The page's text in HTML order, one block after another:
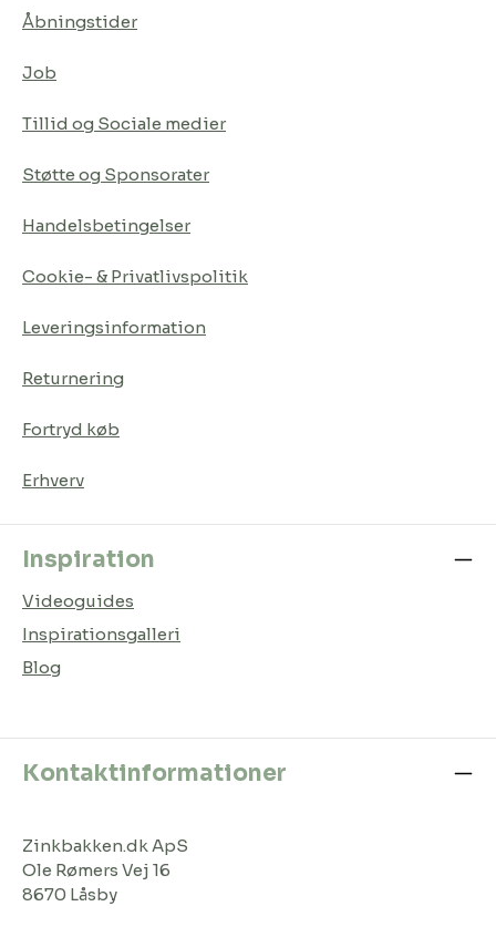
Åbningstider
Job
Tillid og Sociale medier
Støtte og Sponsorater
Handelsbetingelser
Cookie- & Privatlivspolitik
Leveringsinformation
Returnering
Fortryd køb
Erhverv
Inspiration
Videoguides
Inspirationsgalleri
Blog
Kontaktinformationer
Zinkbakken.dk ApS
Ole Rømers Vej 16
8670 Låsby